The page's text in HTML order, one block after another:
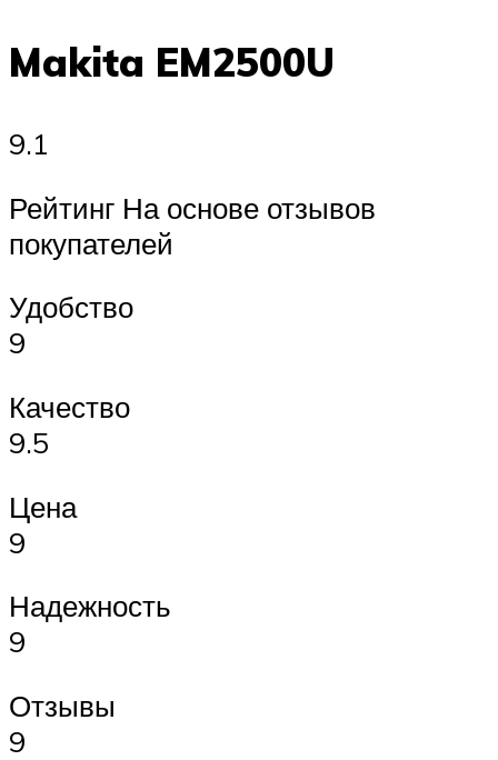
Makita EM2500U
9.1
Рейтинг На основе отзывов
покупателей
Удобство
9
Качество
9.5
Цена
9
Надежность
9
Отзывы
9